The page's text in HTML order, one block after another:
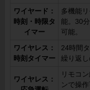
ワイヤード：
時刻・時限タ
イマー
多機能
能。30
可能。
ワイヤレス：
時刻タイマー
24時間
繰り返し
ワイヤレス：
リモコ
ンで操